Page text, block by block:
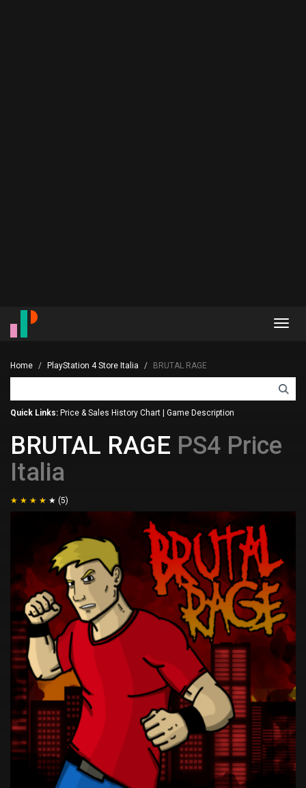
Home PlayStation 4 Store Italia BRUTAL RAGE
Quick Links: Price & Sales History Chart Game Description
BRUTAL RAGE PS4 Price
Italia
(5)